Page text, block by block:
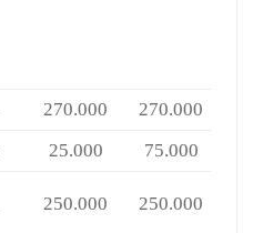
270.000
270.000
25.000
75.000
250.000 250.000